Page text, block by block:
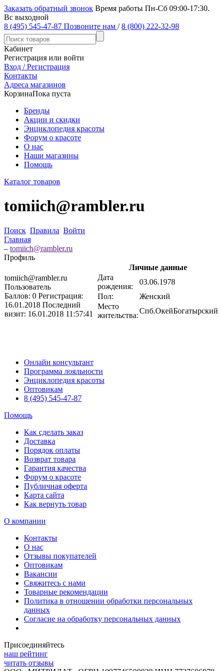
Заказать обратный звонок Время работы Пн-Сб 09:00-17:30.
Вс выходной
8 (495) 545-47-87 Позвоните нам / 8 (800) 222-32-98
Кабинет
Регистрация или войти
Вход / Регистрация
Контакты
Адреса магазинов
КорзинаПока пуста
Бренды
Акции и скидки
Энциклопедия красоты
Форум о красоте
О нас
Наши магазины
Помощь
Каталог товаров
tomiich@rambler.ru
Поиск Правила Войти
Главная
– tomiich@rambler.ru
Профиль
tomiich@rambler.ru
Пользователь
Баллов: 0 Регистрация:
16.01.2018 Последний
визит: 16.01.2018 11:57:41
Личные данные
Дата
рождения:
03.06.1978
Пол:
Женский
Место
жительства:
Спб.ОкейБогатырский
Онлайн консультант
Программа лояльности
Энциклопедия красоты
Оптовикам
8 (495) 545-47-87
Помощь
Как сделать заказ
Доставка
Порядок оплаты
Возврат товара
Гарантия качества
Форум о красоте
Публичная оферта
Карта сайта
Как вернуть товар
О компании
Контакты
О нас
Отзывы покупателей
Оптовикам
Вакансии
Свяжитесь с нами
Товарные рекомендации
Политика в отношении обработки персональных
данных
Согласие на обработку персональных данных
Присоединяйтесь
наш рейтинг
читать отзывы